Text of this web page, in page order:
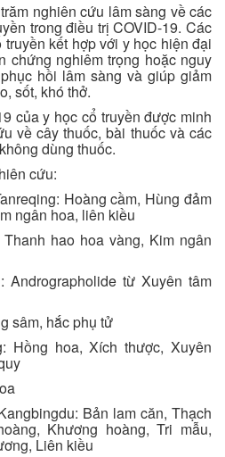
nghiên cứu lâm sàng về các
trong điều trị COVID-19. Các
kết hợp với y học hiện đại
chứng nghiêm trọng hoặc nguy
hồi lâm sàng và giúp giảm
sốt, khó thở.
của y học cổ truyền được minh
về cây thuốc, bài thuốc và các
dùng thuốc.
cứu:
Hoàng cầm, Hùng đảm
ngân hoa, liên kiều
hao hoa vàng, Kim ngân
từ Xuyên tâm
sâm, hắc phụ tử
hoa, Xích thược, Xuyên
Bản lam căn, Thạch
Khương hoàng, Tri mẫu,
Liên kiều